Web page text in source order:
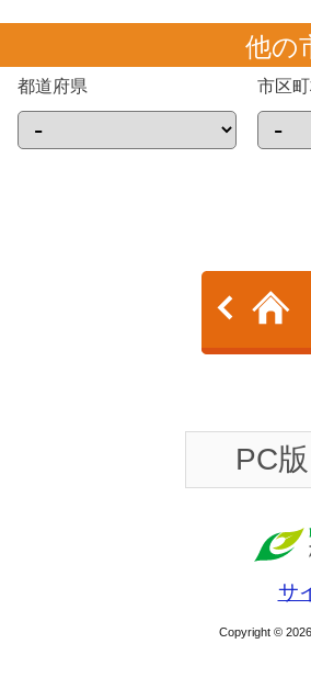
他の
都道府県 市区
PC
サ
Copyright ©